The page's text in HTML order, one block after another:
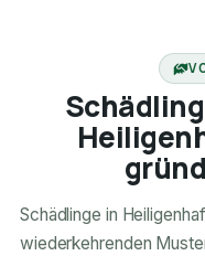
Schädlinge in
wiederkehrenden